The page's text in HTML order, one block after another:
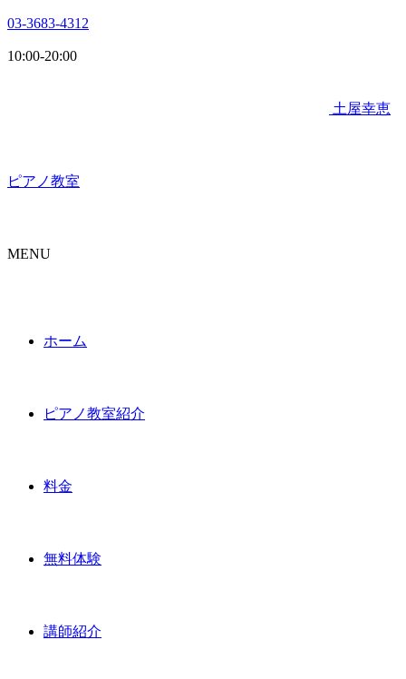
03-3683-4312
10:00-20:00
土屋幸恵
ピアノ教室
MENU
ホーム
ピアノ教室紹介
料金
無料体験
講師紹介